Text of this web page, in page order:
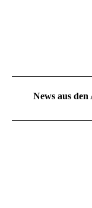
News aus